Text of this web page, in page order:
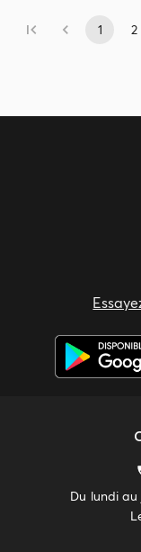
1 2
Du lundi au